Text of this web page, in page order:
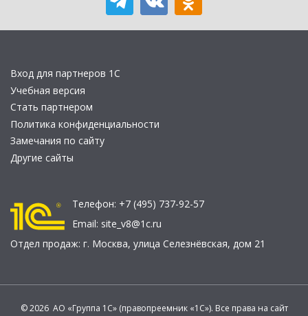
Вход для партнеров 1С
Учебная версия
Стать партнером
Политика конфиденциальности
Замечания по сайту
Другие сайты
Телефон: +7 (495) 737-92-57
Email: site_v8@1c.ru
Отдел продаж: г. Москва, улица Селезнёвская, дом 21
© 2026 АО «Группа 1С» (правопреемник «1С»). Все права на сайт